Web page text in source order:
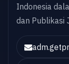
Indonesia
dan Publikasi